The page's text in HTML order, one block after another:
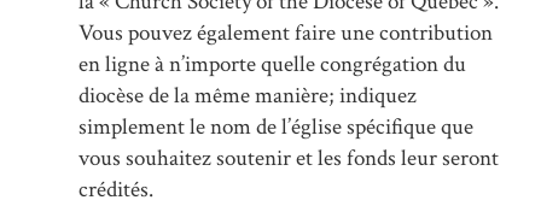
Vous pouvez également faire une contribution
en ligne à n’importe quelle congrégation du
diocèse de la même manière; indiquez
simplement le nom de l’église spécifique que
vous souhaitez soutenir et les fonds leur seront
crédités.